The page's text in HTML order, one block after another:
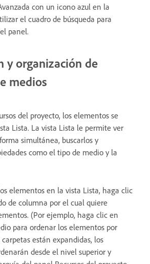
con un icono azul en la
el cuadro de búsqueda para
panel.
y organización de
medios
del proyecto, los elementos se
Lista. La vista Lista le permite ver
simultánea, buscarlos y
como el tipo de medio y la
elementos en la vista Lista, haga clic
de columna por el cual quiere
(Por ejemplo, haga clic en
para ordenar los elementos por
están expandidas, los
desde el nivel superior y